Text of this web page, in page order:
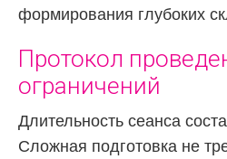
формирования глубоких
Протокол
ограничений
Длительность сеанса
Сложная подготовка не